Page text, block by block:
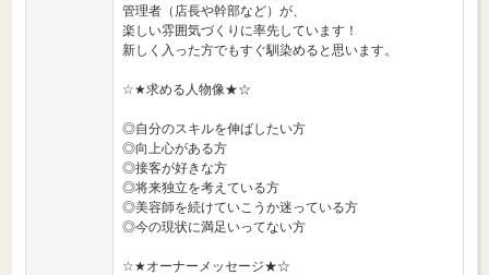
管理者（店長や幹部など）が、
楽しい雰囲気づくりに率先しています！
新しく入った方でもすぐ馴染めると思います。
☆★求める人物像★☆
◎自分のスキルを伸ばしたい方
◎向上心がある方
◎接客が好きな方
◎将来独立を考えている方
◎美容師を続けていこうか迷っている方
◎今の現状に満足いってない方
☆★オーナーメッセージ★☆